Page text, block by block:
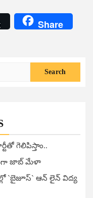
Share
గెలిపిస్తాం..
జాబ్ మేళా
`బైజూస్` ఆన్ లైన్ విద్య